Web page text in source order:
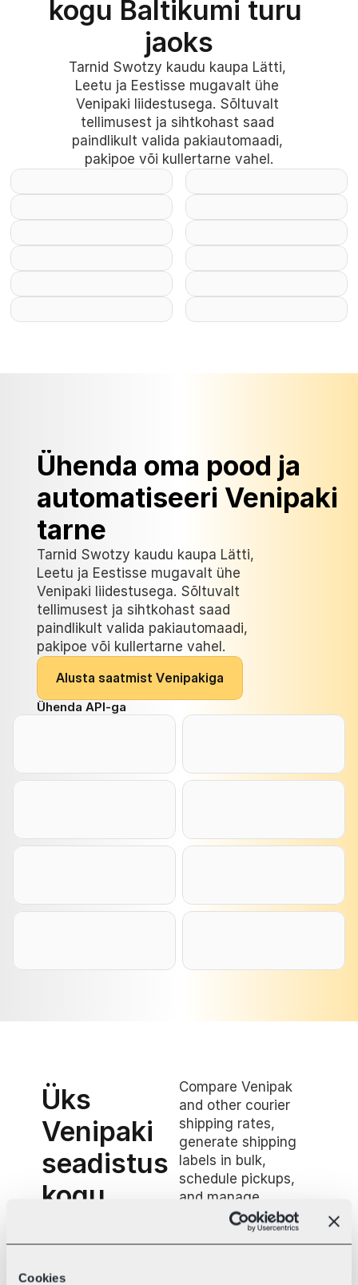
Cookies
kogu Baltikumi turu
jaoks
Tarnid Swotzy kaudu kaupa Lätti,
Leetu ja Eestisse mugavalt ühe
Venipaki liidestusega. Sõltuvalt
tellimusest ja sihtkohast saad
paindlikult valida pakiautomaadi,
pakipoe või kullertarne vahel.
Ühenda oma pood ja
automatiseeri Venipaki
tarne
Tarnid Swotzy kaudu kaupa Lätti,
Leetu ja Eestisse mugavalt ühe
Venipaki liidestusega. Sõltuvalt
tellimusest ja sihtkohast saad
paindlikult valida pakiautomaadi,
pakipoe või kullertarne vahel.
Alusta saatmist Venipakiga
Ühenda API-ga
Üks
Venipaki
seadistus
kogu
Compare Venipak
and other courier
shipping rates,
generate shipping
labels in bulk,
schedule pickups,
and manage
deliveries from one
platform designed to